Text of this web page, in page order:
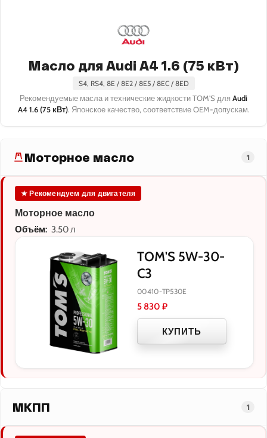
Масло для Audi A4 1.6 (75 кВт)
S4, RS4, 8E / 8E2 / 8E5 / 8EC / 8ED
Рекомендуемые масла и технические жидкости TOM'S для Audi
A4 1.6 (75 кВт). Японское качество, соответствие OEM-допускам.
Моторное масло 1
★ Рекомендуем для двигателя
Моторное масло
Объём: 3.50 л
TOM'S 5W-30-
C3
00410-TP530E
5 830 ₽
КУПИТЬ
МКПП 1